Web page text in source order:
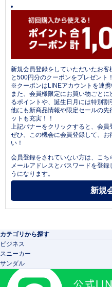
新規会員登録をしていただいたお
と500円分のクーポンをプレゼント！
※クーポンはLINEアカウントを連携
また、会員様限定にお買い物ごと
るポイントや、誕生日月には特別割
他にも新商品情報や限定セールの
ットも充実！！
上記バナーをクリックすると、会員
ぜひ、この機会に会員登録して、
い！
会員登録をされていない方は、こち
メールアドレスとパスワードを登
うになります。
カテゴリから探す
ビジネス
スニーカー
サンダル